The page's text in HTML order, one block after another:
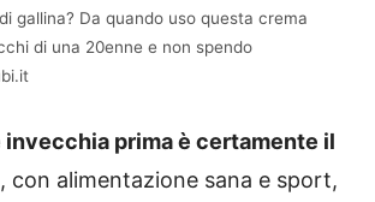
gallina? Da quando uso questa crema
di una 20enne e non spendo
invecchia prima è certamente il
con alimentazione sana e sport,